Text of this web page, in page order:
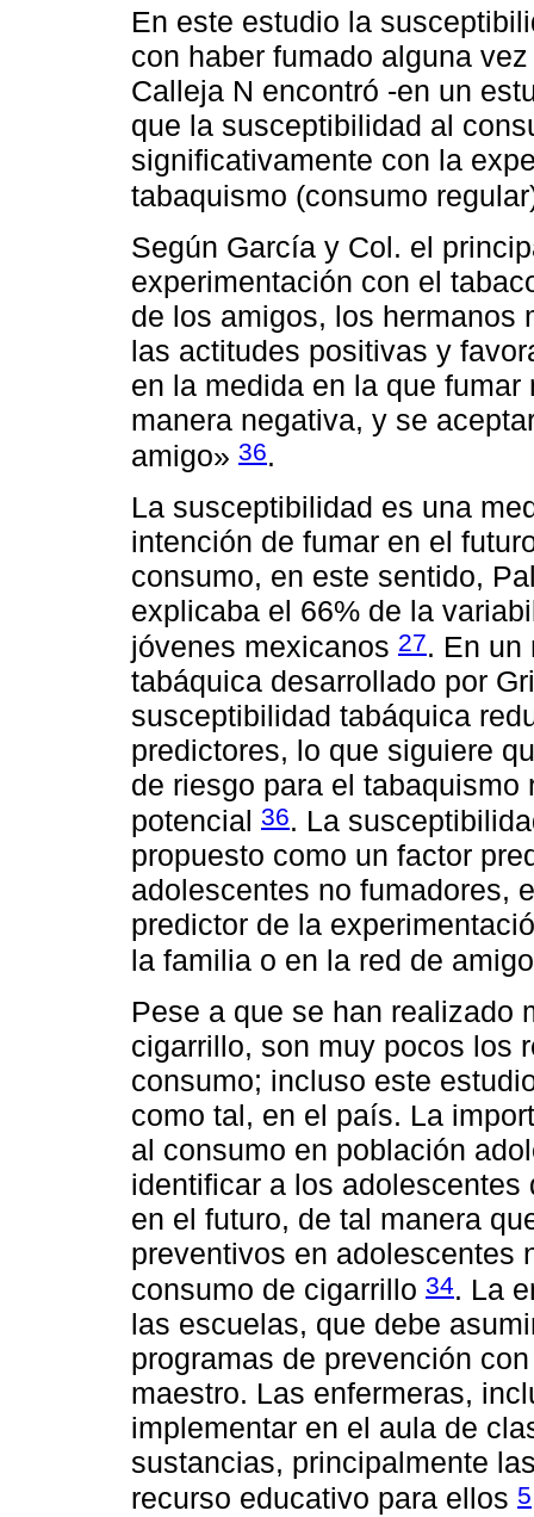
En este estudio la
con haber fumado alguna
Calleja N encontró -en un
que la susceptibilidad al
significativamente con la
tabaquismo (consumo
Según García y Col. el
experimentación con el
de los amigos, los hermanos
las actitudes positivas y
en la medida en la que
manera negativa, y se
amigo» 36.
La susceptibilidad es una
intención de fumar en el
consumo, en este sentido,
explicaba el 66% de la
jóvenes mexicanos 27. En un
tabáquica desarrollado por
susceptibilidad tabáquica
predictores, lo que siguiere
de riesgo para el
potencial 36. La
propuesto como un factor
adolescentes no fumadores,
predictor de la
la familia o en la red de
Pese a que se han realizado
cigarrillo, son muy pocos los
consumo; incluso este
como tal, en el país. La
al consumo en población
identificar a los
en el futuro, de tal manera
preventivos en adolescentes
consumo de cigarrillo 34. La
las escuelas, que debe
programas de prevención
maestro. Las enfermeras,
implementar en el aula de
sustancias, principalmente
recurso educativo para ellos 5